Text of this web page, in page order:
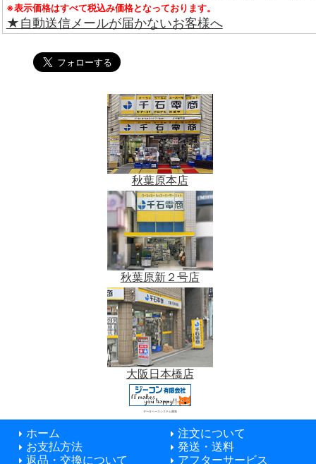
※表示価格はすべて税込み価格となっております。
★自動送信メールが届かないお客様へ
秋葉原本店
秋葉原新２号店
大阪日本橋店
データベースシステム開発
ホーム
注文について
お支払方法
発送・送料
返品・交換について
アフターサービス